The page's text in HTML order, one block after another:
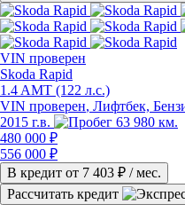
VIN проверен
Skoda Rapid
1.4 AMT (122 л.с.)
VIN проверен, Лифтбек,
2015 г.в.
63 980 км.
480 000 ₽
556 000 ₽
В кредит от 7 403 ₽ / мес.
Рассчитать кредит